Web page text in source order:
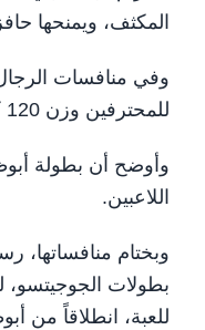
المكثف، ويمنحها
وفي منافسات
للمحترفين وزن 120 كجم، بعد مستويات قوية قدمها طوال البطولة.
وأوضح أن بطولة
اللاعبين.
وبختام منافساتها،
بطولات الجوجيتسو،
للعبة، انطلاقاً من